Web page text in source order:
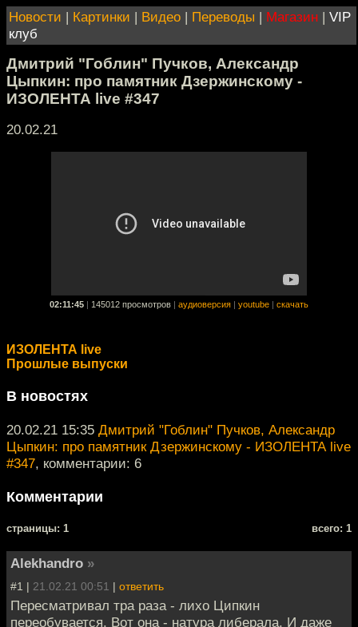
Новости | Картинки | Видео | Переводы | Магазин | VIP
клуб
Дмитрий "Гоблин" Пучков, Александр
Цыпкин: про памятник Дзержинскому -
ИЗОЛЕНТА live #347
20.02.21
02:11:45 145012 просмотров аудиоверсия youtube скачать
ИЗОЛЕНТА live
Прошлые выпуски
В новостях
20.02.21 15:35 Дмитрий "Гоблин" Пучков, Александр
Цыпкин: про памятник Дзержинскому - ИЗОЛЕНТА live
#347, комментарии: 6
Комментарии
cтраницы: 1 всего: 1
Alekhandro »
#1 | 21.02.21 00:51 | ответить
Пересматривал тра раза - лихо Ципкин
переобувается. Вот она - натура либерала. И даже